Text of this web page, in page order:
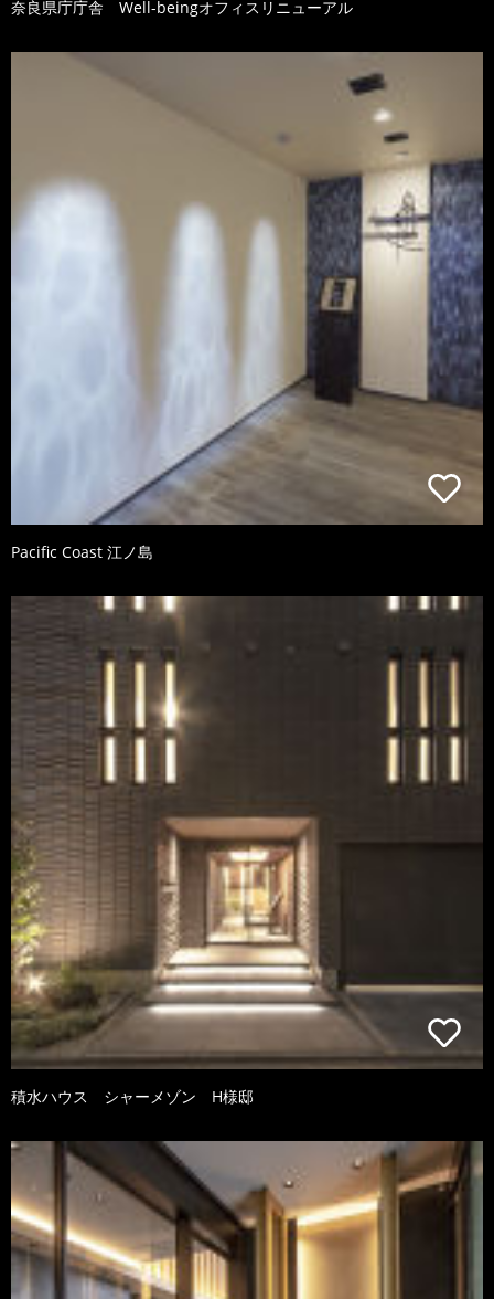
奈良県庁庁舎 Well-beingオフィスリニューアル
Pacific Coast 江ノ島
積水ハウス シャーメゾン H様邸